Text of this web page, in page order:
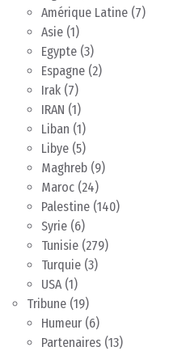
Amérique Latine (7)
Asie (1)
Egypte (3)
Espagne (2)
Irak (7)
IRAN (1)
Liban (1)
Libye (5)
Maghreb (9)
Maroc (24)
Palestine (140)
Syrie (6)
Tunisie (279)
Turquie (3)
USA(1)
Tribune (19)
Humeur (6)
Partenaires (13)